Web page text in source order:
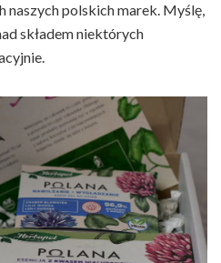
naszych polskich marek. Myślę,
składem niektórych